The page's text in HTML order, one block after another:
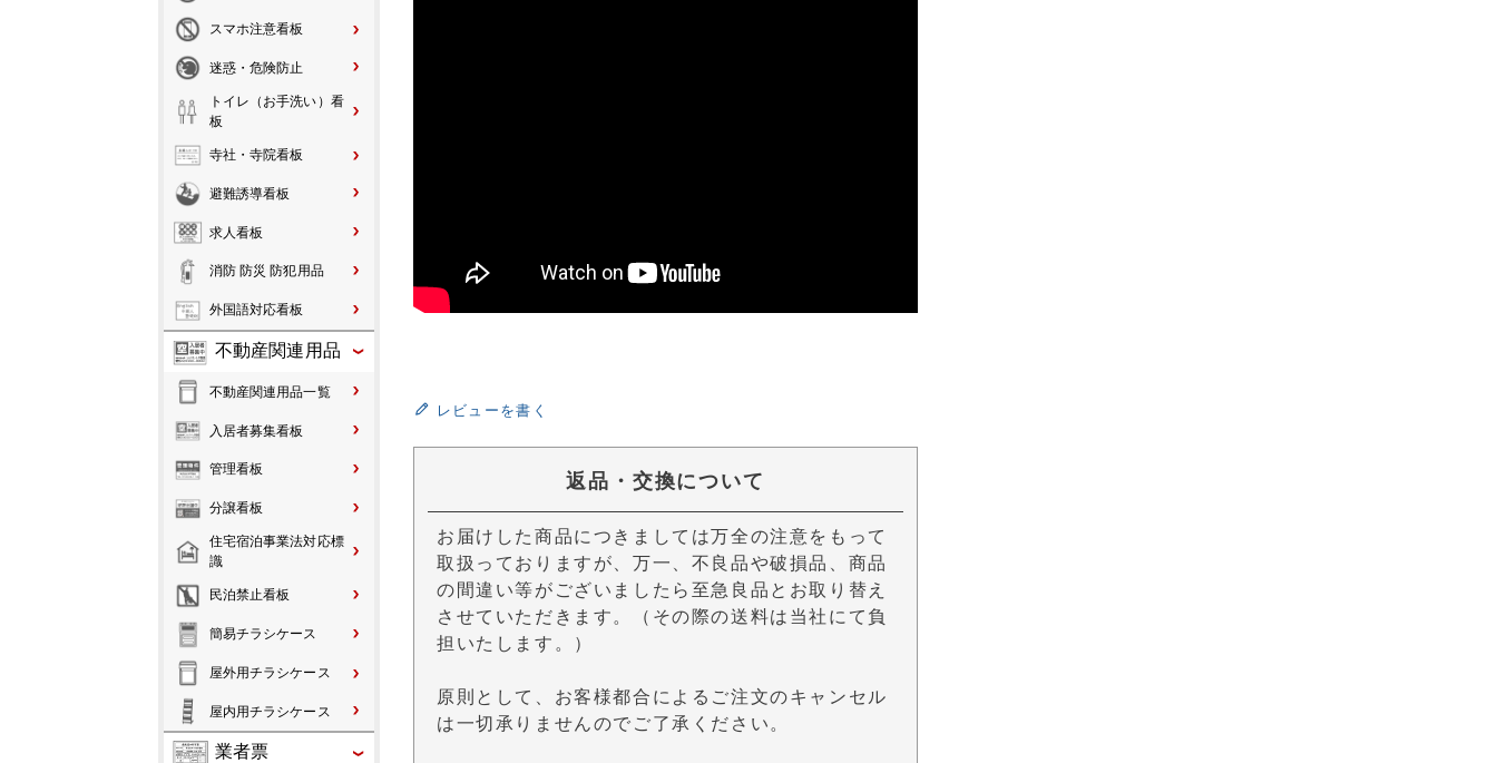
スマホ注意看板
迷惑・危険防止
トイレ（お手洗い）看
板
寺社・寺院看板
避難誘導看板
求人看板
消防 防災 防犯用品
外国語対応看板
不動産関連用品
不動産関連用品一覧
入居者募集看板
管理看板
分譲看板
住宅宿泊事業法対応標
識
民泊禁止看板
簡易チラシケース
屋外用チラシケース
屋内用チラシケース
業者票
レビューを書く
返品・交換について
お届けした商品につきましては万全の注意をもって
取扱っておりますが、万一、不良品や破損品、商品
の間違い等がございましたら至急良品とお取り替え
させていただきます。（その際の送料は当社にて負
担いたします。）
原則として、お客様都合によるご注文のキャンセル
は一切承りませんのでご了承ください。